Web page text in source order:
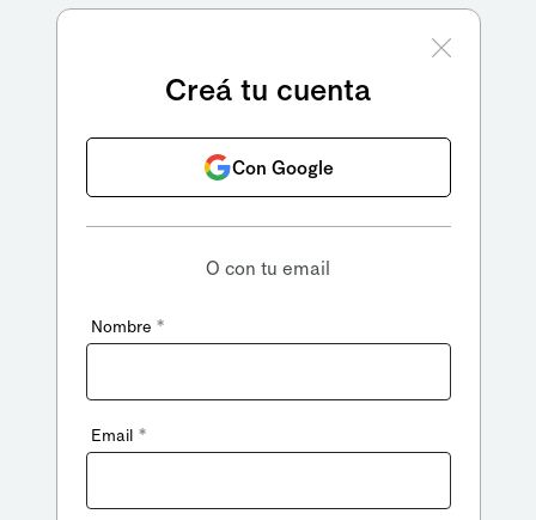
Creá tu cuenta
Con Google
O con tu email
Nombre *
Email *